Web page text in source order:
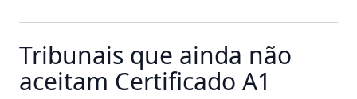
Tribunais que ainda não
aceitam Certificado A1